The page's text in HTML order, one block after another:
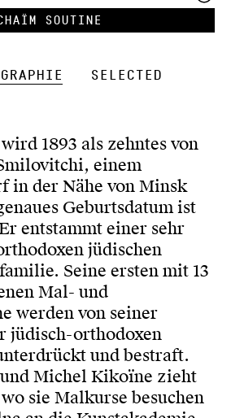
Soutine
Selected
1893 als zehntes von
einem
in der Nähe von Minsk
Geburtsdatum ist
entstammt einer sehr
jüdischen
Seine ersten mit 13
Mal- und
werden von seiner
jüdisch-orthodoxen
und bestraft.
Michel Kikoïne zieht
sie Malkurse besuchen